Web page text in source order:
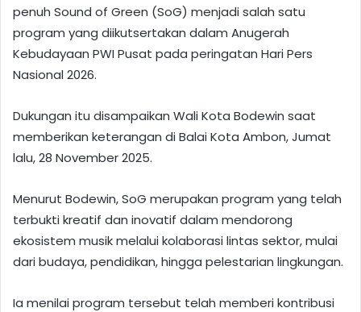
penuh Sound of Green (SoG) menjadi salah satu
program yang diikutsertakan dalam Anugerah
Kebudayaan PWI Pusat pada peringatan Hari Pers
Nasional 2026.
Dukungan itu disampaikan Wali Kota Bodewin saat
memberikan keterangan di Balai Kota Ambon, Jumat
lalu, 28 November 2025.
Menurut Bodewin, SoG merupakan program yang telah
terbukti kreatif dan inovatif dalam mendorong
ekosistem musik melalui kolaborasi lintas sektor, mulai
dari budaya, pendidikan, hingga pelestarian lingkungan.
Ia menilai program tersebut telah memberi kontribusi